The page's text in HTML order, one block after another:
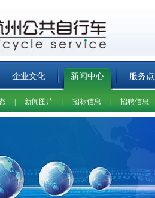
企业文化 新闻中心 服务
新闻图片 招标信息 招聘信息